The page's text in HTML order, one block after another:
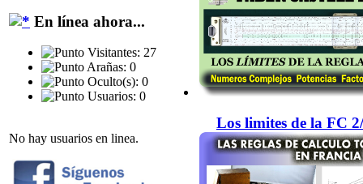
En línea ahora...
Visitantes: 27
Arañas: 0
Oculto(s): 0
Usuarios: 0
No hay usuarios en linea.
Los limites de la FC